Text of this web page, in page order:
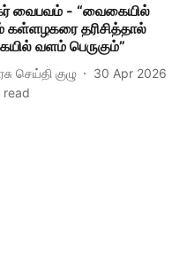
வைபவம் - “வைகையில்
கள்ளழகரை தரிசித்தால்
வளம் பெருகும்”
செய்தி குழு
30 Apr 2026
read